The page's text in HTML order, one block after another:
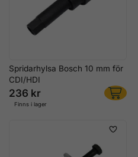
Spridarhylsa Bosch 10 mm för
CDI/HDI
236 kr
Finns i lager